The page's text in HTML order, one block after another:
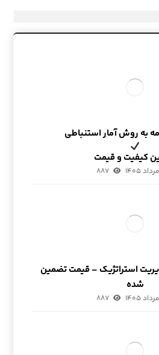
به روش آمار استنباطی
کیفیت و قیمت
۸۸۷
استراتژیک – قیمت تضمین
شده
۸۸۷